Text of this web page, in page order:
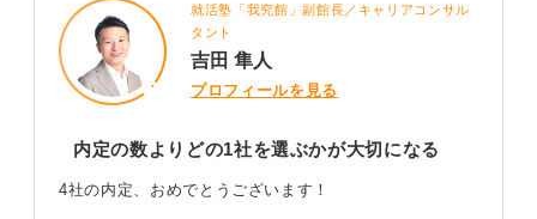
就活塾「我究館」副館長／キャリアコンサル
タント
吉田 隼人
プロフィールを見る
内定の数よりどの1社を選ぶかが大切になる
4社の内定、おめでとうございます！